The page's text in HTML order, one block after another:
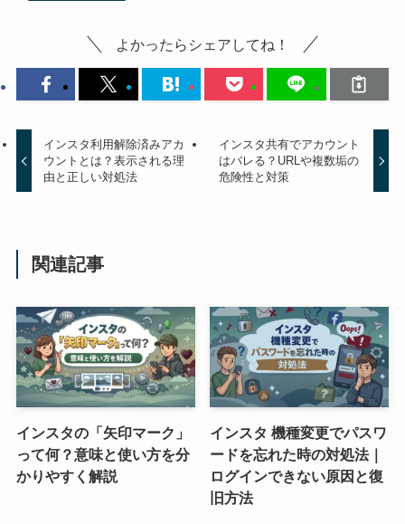
よかったらシェアしてね！
インスタ利用解除済みアカ
ウントとは？表示される理
由と正しい対処法
インスタ共有でアカウント
はバレる？URLや複数垢の
危険性と対策
関連記事
インスタの「矢印マーク」
って何？意味と使い方を分
かりやすく解説
インスタ 機種変更でパスワ
ードを忘れた時の対処法｜
ログインできない原因と復
旧方法